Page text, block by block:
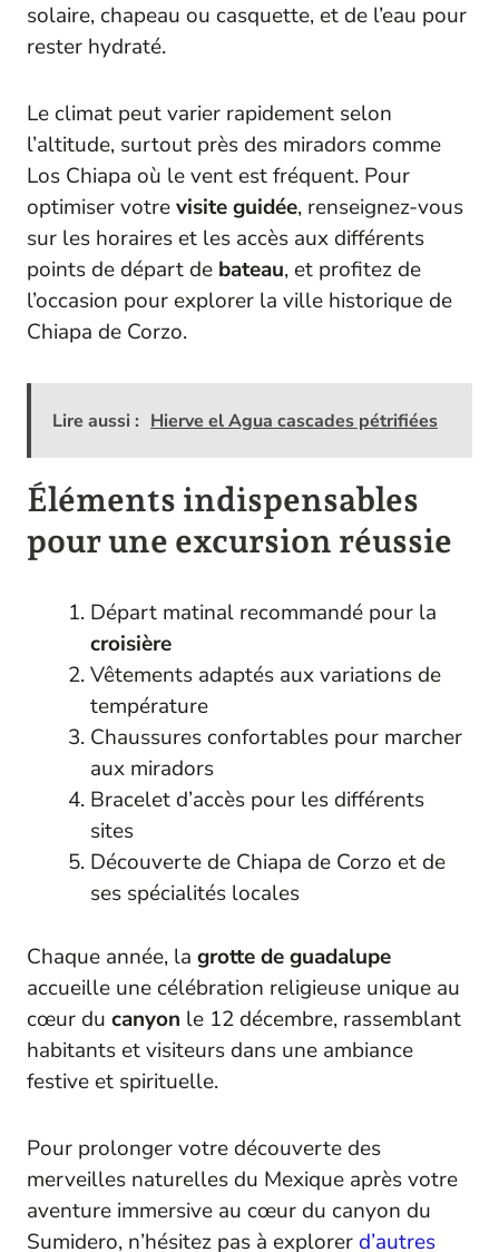
solaire, chapeau ou casquette, et de l’eau pour
rester hydraté.
Le climat peut varier rapidement selon
l’altitude, surtout près des miradors comme
Los Chiapa où le vent est fréquent. Pour
optimiser votrevisite guidée, renseignez-vous
sur les horaires et les accès aux différents
points de départ de bateau, et profitez de
l’occasion pour explorer la ville historique de
Chiapa de Corzo.
Lire aussi : Hierve el Agua cascades pétrifiées
Éléments indispensables
pour une excursion réussie
Départ matinal recommandé pour la
croisière
Vêtements adaptés aux variations de
température
Chaussures confortables pour marcher
aux miradors
Bracelet d’accès pour les différents
sites
Découverte de Chiapa de Corzo et de
ses spécialités locales
Chaque année, la grotte de guadalupe
accueille une célébration religieuse unique au
cœur du canyon le 12 décembre, rassemblant
habitants et visiteurs dans une ambiance
festive et spirituelle.
Pour prolonger votre découverte des
merveilles naturelles du Mexique après votre
aventure immersive au cœur du canyon du
Sumidero, n’hésitez pas à explorerd’autres